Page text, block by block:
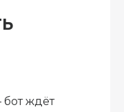
бот ждёт